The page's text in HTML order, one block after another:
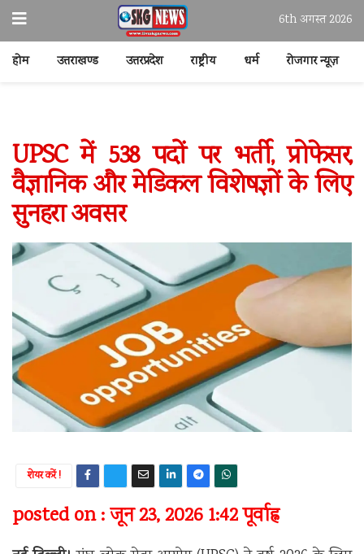
6th अगस्त 2026
होम उत्तराखण्ड उत्तरप्रदेश राष्ट्रीय धर्म रोजगार न्यूज़
UPSC में 538 पदों पर भर्ती, प्रोफेसर,
वैज्ञानिक और मेडिकल विशेषज्ञों के लिए
सुनहरा अवसर
शेयर करें !
posted on : जून 23, 2026 1:42 पूर्वाह्न